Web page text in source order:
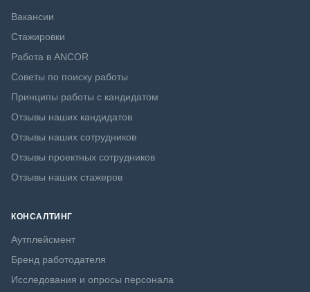
Вакансии
Стажировки
Работа в ANCOR
Советы по поиску работы
Принципы работы с кандидатом
Отзывы наших кандидатов
Отзывы наших сотрудников
Отзывы проектных сотрудников
Отзывы наших стажеров
КОНСАЛТИНГ
Аутплейсмент
Бренд работодателя
Исследования и опросы персонала